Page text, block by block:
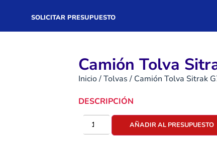
SOLICITAR PRESUPUESTO
Camión Tolva
Inicio/Tolvas / Camión Tolva Sitrak
DESCRIPCIÓN
AÑADIR AL PRESUPUESTO